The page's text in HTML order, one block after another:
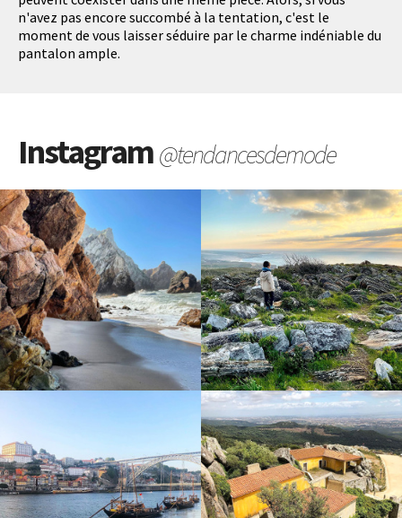
n'avez pas encore succombé à la tentation, c'est le
moment de vous laisser séduire par le charme indéniable du
pantalon ample.
Instagram@tendancesdemode